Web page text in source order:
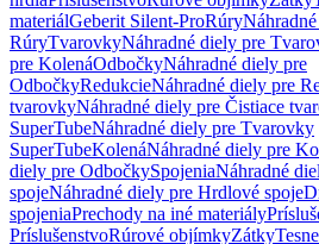
materiálGeberit Silent-ProRúry
RúryTvarovkyNáhradné diely pre
pre KolenáOdbočkyNáhradné diely pre
OdbočkyRedukcieNáhradné diely pre
tvarovkyNáhradné diely pre Čistiace
SuperTubeNáhradné diely pre Tvarovky
SuperTubeKolenáNáhradné diely pre
diely pre OdbočkySpojeniaNáhradné
spojeNáhradné diely pre Hrdlové spoje
spojeniaPrechody na iné materiály
PríslušenstvoRúrové objímkyZátky